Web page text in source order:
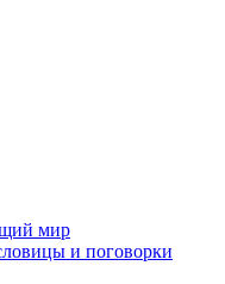
мир
и поговорки